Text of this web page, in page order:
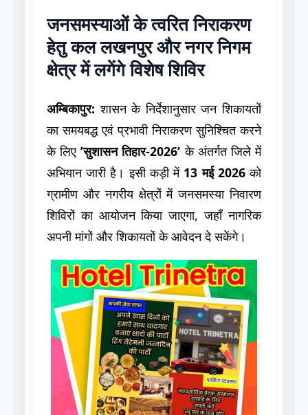
जनसमस्याओं के त्वरित निराकरण
हेतु कल लखनपुर और नगर निगम
क्षेत्र में लगेंगे विशेष शिविर
अम्बिकापुर: शासन के निर्देशानुसार जन शिकायतों
का समयबद्ध एवं प्रभावी निराकरण सुनिश्चित करने
के लिए’सुशासन तिहार-2026’ के अंतर्गत जिले में
अभियान जारी है। इसी कड़ी में 13 मई 2026को
ग्रामीण और नगरीय क्षेत्रों में जनसमस्या निवारण
शिविरों का आयोजन किया जाएगा, जहाँ नागरिक
अपनी मांगों और शिकायतों के आवेदन दे सकेंगे।